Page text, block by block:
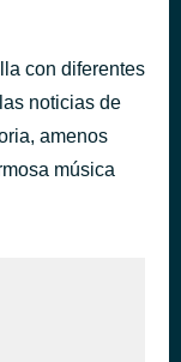
hace 40 minutos
con diferentes
noticias de
amenos
música